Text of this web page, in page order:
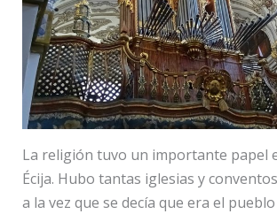
La religión tuvo un importante papel
Écija. Hubo tantas iglesias y
a la vez que se decía que era el